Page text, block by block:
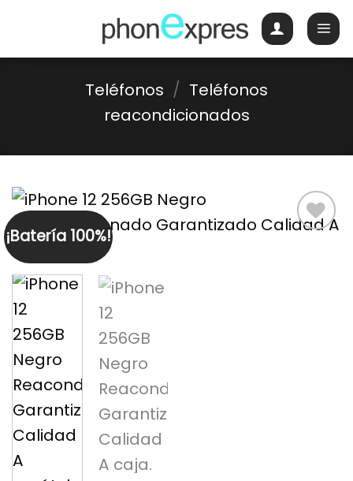
content
Teléfonos / Teléfonos
reacondicionados
¡Batería 100%!